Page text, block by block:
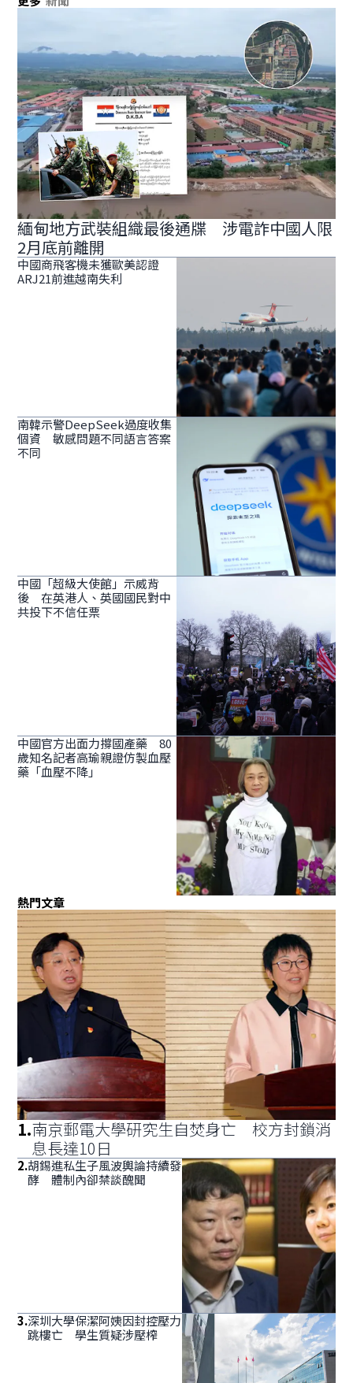
緬甸地方武裝組織最後通牒 涉電詐中國人限
2月底前離開
中國商飛客機未獲歐美認證
ARJ21前進越南失利
南韓示警DeepSeek過度收集
個資 敏感問題不同語言答案
不同
中國「超級大使館」示威背
後 在英港人、英國國民對中
共投下不信任票
中國官方出面力撐國產藥 80
歲知名記者高瑜親證仿製血壓
藥「血壓不降」
熱門文章
1.南京郵電大學研究生自焚身亡 校方封鎖消
息長達10日
2.胡錫進私生子風波輿論持續發
酵 體制內卻禁談醜聞
3.深圳大學保潔阿姨因封控壓力
跳樓亡 學生質疑涉壓榨